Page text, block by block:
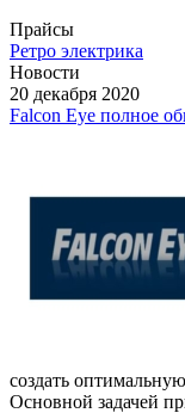
Прайсы
Ретро электрика
Новости
20 декабря 2020
Falcon Eye полное
создать
Основной задачей